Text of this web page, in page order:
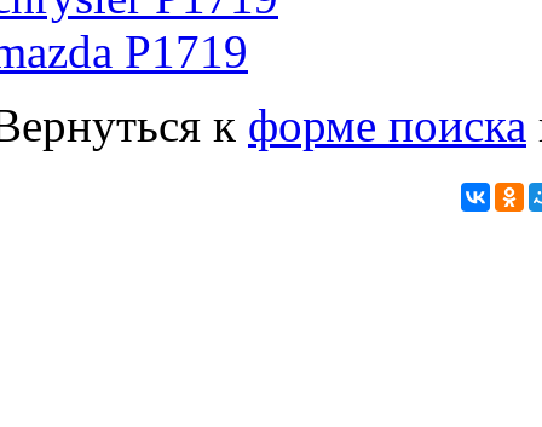
P1719
к форме поиска